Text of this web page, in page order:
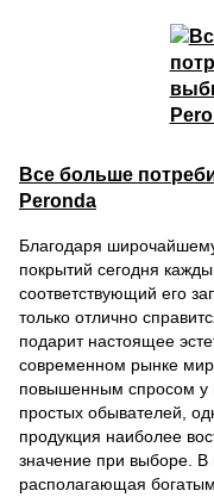
Все больше
Peronda
Благодаря
покрытий сегодня
соответствующий его
только отлично
подарит настоящее
современном рынке
повышенным спросом у
простых обывателей,
продукция наиболее
значение при выборе. В
располагающая